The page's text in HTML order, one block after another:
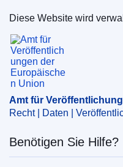
Amt für
Diese Website wird
Amt für
Recht | Daten |
Benötigen Sie Hilfe?